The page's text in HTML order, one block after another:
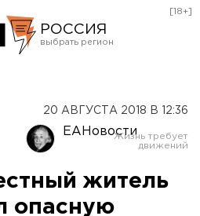
РОССИЯ
Оренбург
[18+]
20 АВГУСТА 2018 В 12:36
ЕАНовости
житель
опасную